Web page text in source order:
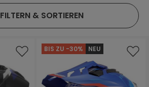
FILTERN & SORTIEREN
BIS ZU -30% NEU